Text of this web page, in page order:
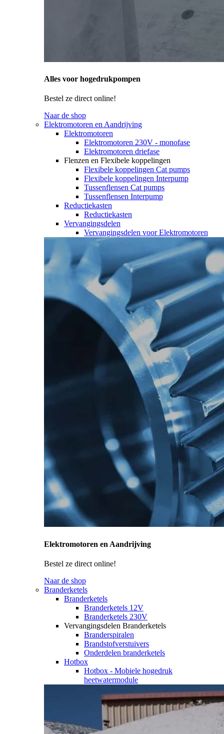
Alles voor hogedrukpompen
Bestel ze direct online!
Naar de shop
Elektromotoren en Aandrijving
Elektromotoren
Elektromotoren 230V - monofase
Elektromotoren driefase
Flenzen en Flexibele koppelingen
Flexibele koppelingen Cat pumps
Flexibele koppelingen Interpump
Tussenflensen Cat pumps
Tussenflensen Interpump
Reductiekasten
Reductiekasten
Vervangingsdelen
Vervangingsdelen voor Elektromotoren
Elektromotoren en Aandrijving
Bestel ze direct online!
Naar de shop
Branderketels
Branderketels
Branderketels 12V
Branderketels 230V
Vervangingsdelen Branderketels
Branderspiralen
Brandstofverstuivers
Onderdelen branderketels
Hotbox
Hotbox - Mobiele hogedruk
heetwatermodule